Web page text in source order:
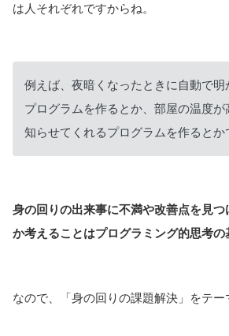
は人それぞれですからね。
例えば、夜暗くなったときに自動で明
プログラムを作るとか、部屋の温度
知らせてくれるプログラムを作るとか
身の回りの出来事に不満や改善点を見
か考えることはプログラミング的思考の
なので、「身の回りの課題解決」をテー